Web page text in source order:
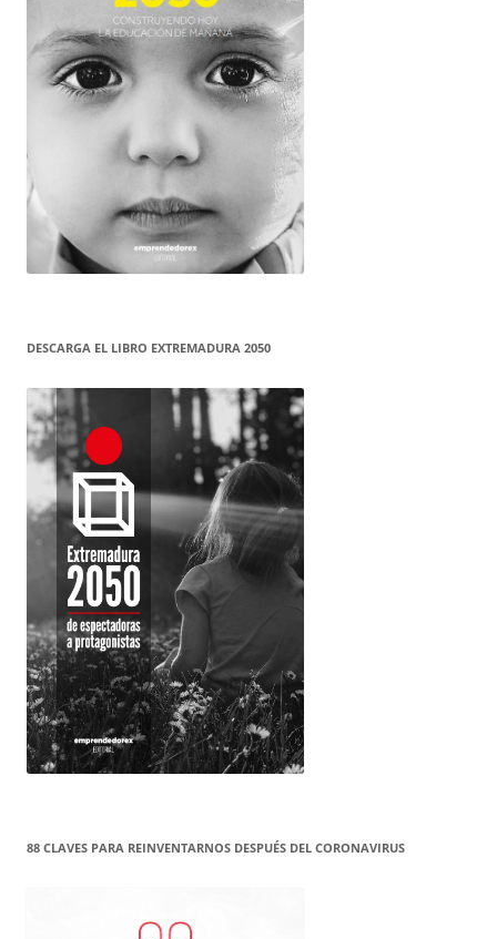
DESCARGA EL LIBRO EXTREMADURA 2050
88 CLAVES PARA REINVENTARNOS DESPUÉS DEL CORONAVIRUS